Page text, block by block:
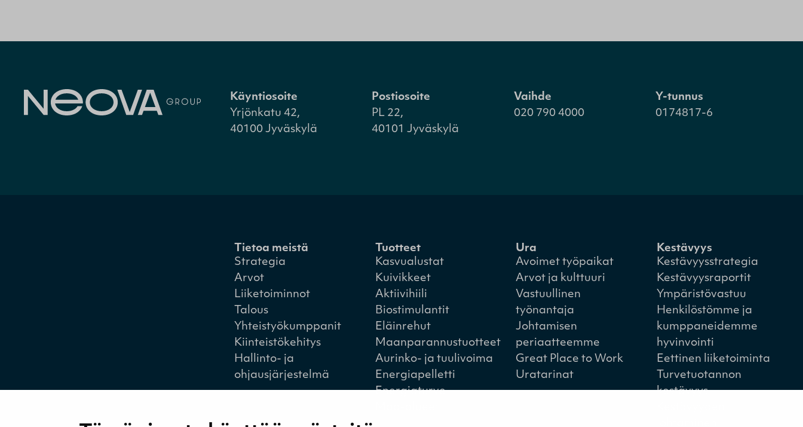
Käyntiosoite
Yrjönkatu 42,
40100 Jyväskylä
Postiosoite
PL 22,
40101 Jyväskylä
Vaihde
020 790 4000
Y-tunnus
0174817-6
Tietoa meistä
Strategia
Arvot
Liiketoiminnot
Talous
Yhteistyökumppanit
Kiinteistökehitys
Hallinto- ja
ohjausjärjestelmä
Tuotteet
Kasvualustat
Kuivikkeet
Aktiivihiili
Biostimulantit
Eläinrehut
Maanparannustuotteet
Aurinko- ja tuulivoima
Energiapelletti
Energiaturve
Ura
Avoimet työpaikat
Arvot ja kulttuuri
Vastuullinen
työnantaja
Johtamisen
periaatteemme
Great Place to Work
Uratarinat
Kestävyys
Kestävyysstrategia
Kestävyysraportit
Ympäristövastuu
Henkilöstömme ja
kumppaneidemme
hyvinvointi
Eettinen liiketoiminta
Turvetuotannon
kestävyys